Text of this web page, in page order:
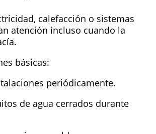
calefacción o sistemas
atención incluso cuando la
básicas:
periódicamente.
de agua cerrados durante